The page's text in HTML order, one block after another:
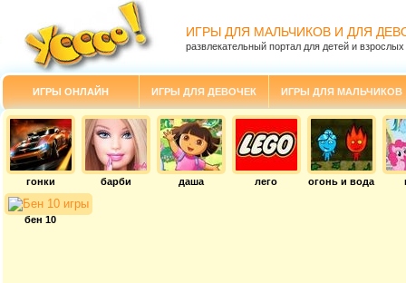
ИГРЫ ДЛЯ МАЛЬЧИКОВ И ДЛЯ
развлекательный портал для детей и взрослых
ИГРЫ ОНЛАЙН ИГРЫ ДЛЯ ДЕВОЧЕК ИГРЫ ДЛЯ МАЛЬЧИКОВ
гонки барби даша лего огонь и вода
бен 10